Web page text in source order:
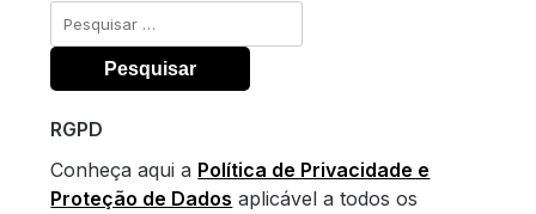
Pesquisar
por:
RGPD
Conheça aqui a Política de Privacidade e
Proteção de Dados aplicável a todos os